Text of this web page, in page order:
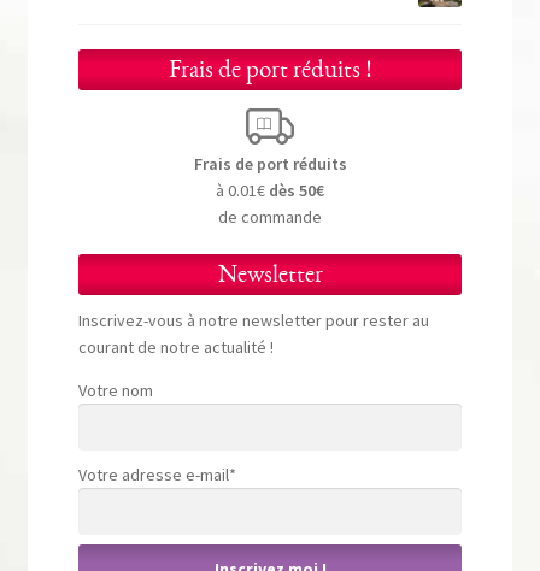
Frais de port réduits !
Frais de port réduits
à 0.01€ dès 50€
de commande
Newsletter
Inscrivez-vous à notre newsletter pour rester au
courant de notre actualité !
Votre nom
Votre adresse e-mail*